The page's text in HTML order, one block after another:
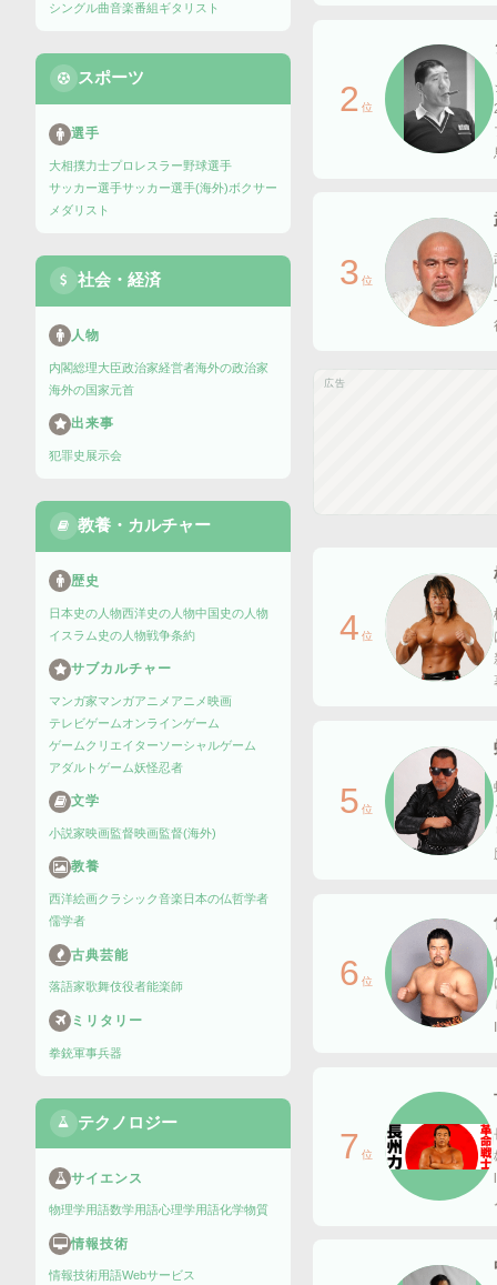
シングル曲音楽番組ギタリスト
スポーツ
選手
大相撲力士プロレスラー野球選手
サッカー選手サッカー選手(海外)ボクサー
メダリスト
社会・経済
人物
内閣総理大臣政治家経営者海外の政治家
海外の国家元首
出来事
犯罪史 展示会
教養・カルチャー
歴史
日本史の人物西洋史の人物中国史の人物
イスラム史の人物戦争条約
サブカルチャー
マンガ家マンガアニメ アニメ映画
テレビゲームオンラインゲーム
ゲームクリエイターソーシャルゲーム
アダルトゲーム妖怪忍者
文学
小説家映画監督映画監督(海外)
教養
西洋絵画クラシック音楽 日本の仏哲学者
儒学者
古典芸能
落語家歌舞伎役者能楽師
ミリタリー
拳銃軍事兵器
テクノロジー
サイエンス
物理学用語数学用語心理学用語化学物質
情報技術
情報技術用語Webサービス
2 位
3 位
広告
4 位
5 位
6 位
7 位